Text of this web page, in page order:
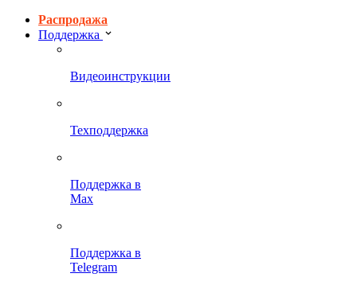
Распродажа
Поддержка
Видеоинструкции
Техподдержка
Поддержка в
Max
Поддержка в
Telegram